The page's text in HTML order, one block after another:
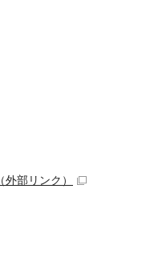
（外部リンク）